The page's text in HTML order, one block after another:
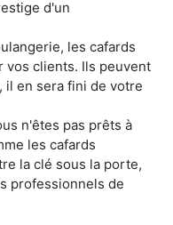
d'un
les cafards
vos clients. Ils peuvent
il en sera fini de votre
n'êtes pas prêts à
les cafards
la clé sous la porte,
professionnels de